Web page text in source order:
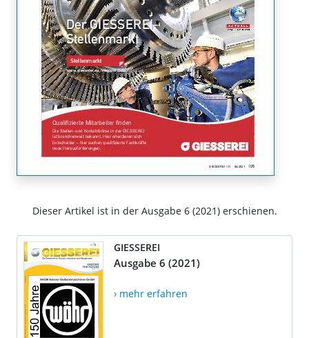
Dieser Artikel ist in der Ausgabe 6 (2021) erschienen.
GIESSEREI
Ausgabe 6 (2021)
› mehr erfahren